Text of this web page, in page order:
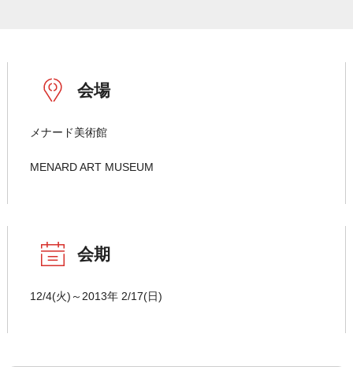
会場
メナード美術館
MENARD ART MUSEUM
会期
12/4(火)～2013年 2/17(日)